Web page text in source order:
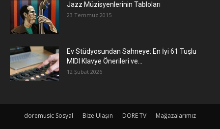
Jazz Müzisyenlerinin Tabloları
23 Temmuz 2015
Ev Stüdyosundan Sahneye: En İyi 61 Tuşlu
MIDI Klavye Önerileri ve...
12 Şubat 2026
doremusic Sosyal Bize Ulaşın DORE TV Mağazalarımız